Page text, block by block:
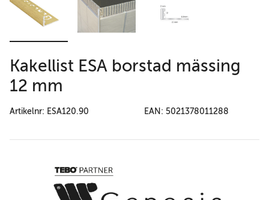
Kakellist ESA borstad mässing
12 mm
Artikelnr: ESA120.90 EAN: 5021378011288